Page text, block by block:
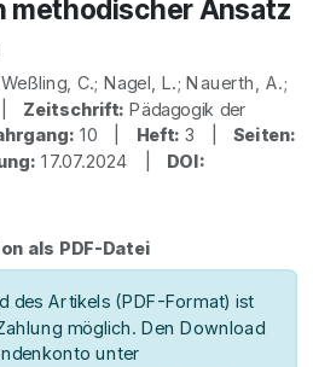
methodischer Ansatz
C.; Nagel, L.; Nauerth, A.;
| Zeitschrift: Pädagogik der
10 | Heft: 3 | Seiten:
17.07.2024 | DOI:
als PDF-Datei
des Artikels (PDF-Format) ist
möglich. Den Download
unter